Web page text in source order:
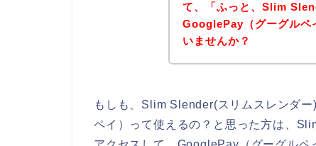
て、「ふっと、Slim
GooglePay（グーグルペ
いませんか？
もしも、Slim Slender(スリムスレンダ
ペイ）って使えるの？と思った方は、